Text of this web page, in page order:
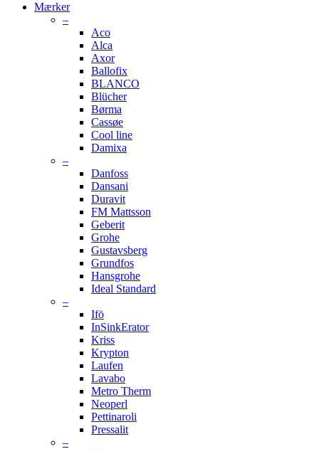
Mærker
–
Aco
Alca
Axor
Ballofix
BLANCO
Blücher
Børma
Cassøe
Cool line
Damixa
–
Danfoss
Dansani
Duravit
FM Mattsson
Geberit
Grohe
Gustavsberg
Grundfos
Hansgrohe
Ideal Standard
–
Ifö
InSinkErator
Kriss
Krypton
Laufen
Lavabo
Metro Therm
Neoperl
Pettinaroli
Pressalit
–